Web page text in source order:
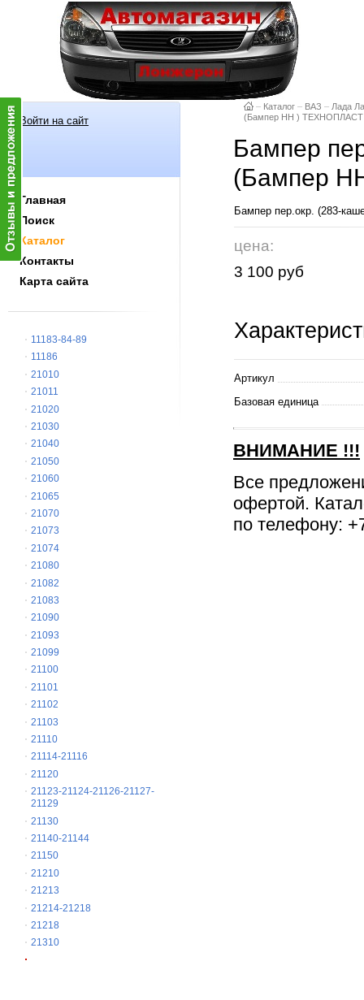
Войти на сайт
Главная
Поиск
Каталог
Контакты
Карта сайта
11183-84-89
11186
21010
21011
21020
21030
21040
21050
21060
21065
21070
21073
21074
21080
21082
21083
21090
21093
21099
21100
21101
21102
21103
21110
21114-21116
21120
21123-21124-21126-21127-
21129
21130
21140-21144
21150
21210
21213
21214-21218
21218
21310
– Каталог – ВАЗ – Лада
(Бампер НН ) ТЕХНОПЛАСТ
Бампер
(Бампер
Бампер пер.окр. (283-
цена:
3 100 руб
Артикул
Базовая единица
ВНИМАНИЕ !!!
Все
офертой.
по телефону: